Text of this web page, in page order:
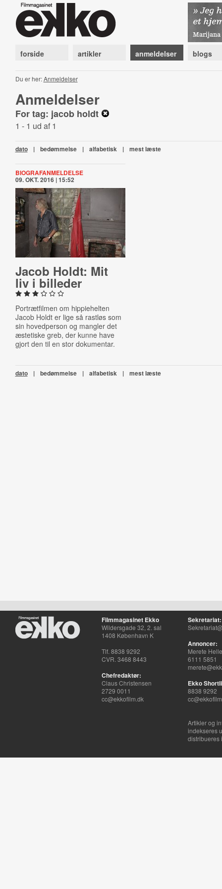
forside artikler anmeldelser blogs
Du er her:Anmeldelser
Anmeldelser
For tag: jacob holdt
1 - 1 ud af 1
dato | bedømmelse | alfabetisk | mest læste
BIOGRAFANMELDELSE
09. OKT. 2016 | 15:52
Jacob Holdt: Mit
liv i billeder
Portrætfilmen om hippiehelten
Jacob Holdt er lige så rastløs som
sin hovedperson og mangler det
æstetiske greb, der kunne have
gjort den til en stor dokumentar.
dato | bedømmelse | alfabetisk | mest læste
Filmmagasinet Ekko
Wildersgade 32, 2. sal
1408 København K
Tlf. 8838 9292
CVR. 3468 8443
Chefredaktør:
Claus Christensen
2729 0011
cc@ekkofilm.dk
Sekretariat:
Annoncer:
Merete
6111 5851
Ekko
8838 9292
Artikler og
indekseres
distribueres